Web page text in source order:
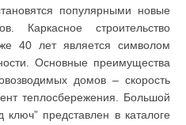
популярными новые
Каркасное строительство
40 лет является символом
Основные преимущества
домов – скорость
теплосбережения. Большой
представлен в каталоге